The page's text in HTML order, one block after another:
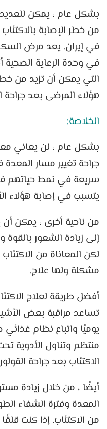
بشكل عام ، يمكن للعديد
من خطر الإصابة
في إيران. يعد مرض
في وحدة الرعاية الصحية
التي يمكن أن تزيد من
هؤلاء المرضى بعد جراحة
الخلاصة:
بشكل عام ، لن يعاني
جراحة تغيير مسار المعدة
سريعة في نمط حياتهم
يتسبب في إصابة هؤلاء
من ناحية أخرى ، يمكن
إلى زيادة الشعور
لكن المعاناة من
مشكلة ولها علاج.
أفضل طريقة لعلاج
تساعد مراقبة بعض
يوميًا واتباع نظام
منتظم وتناول الأدوية
الاكتئاب بعد جراحة
أيضًا ، من خلال زيادة
المعدة وفترة الشفاء
من الاكتئاب. إذا كنت